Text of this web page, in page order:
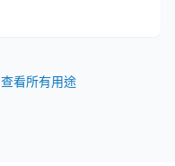
查看所有用途